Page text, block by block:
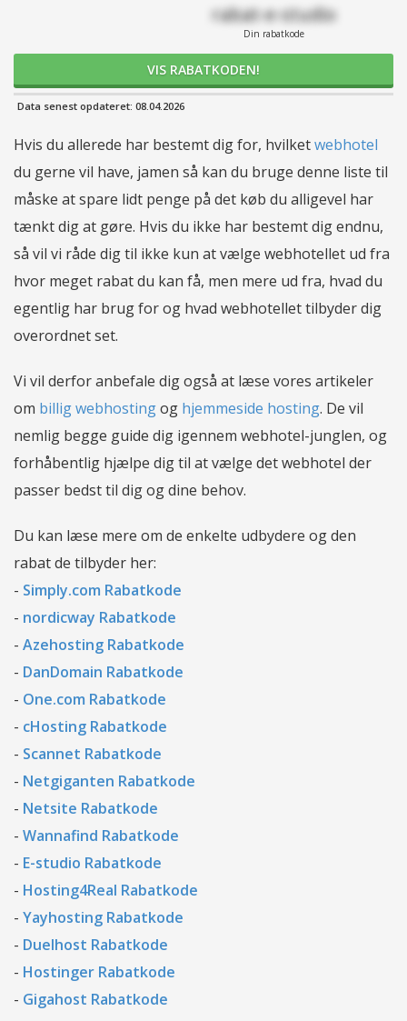
rabat-e-studio
Din rabatkode
VIS RABATKODEN!
Data senest opdateret: 08.04.2026
Hvis du allerede har bestemt dig for, hvilketwebhotel
du gerne vil have, jamen så kan du bruge denne liste til
måske at spare lidt penge på det køb du alligevel har
tænkt dig at gøre. Hvis du ikke har bestemt dig endnu,
så vil vi råde dig til ikke kun at vælge webhotellet ud fra
hvor meget rabat du kan få, men mere ud fra, hvad du
egentlig har brug for og hvad webhotellet tilbyder dig
overordnet set.
Vi vil derfor anbefale dig også at læse vores artikeler
om billig webhostingog hjemmeside hosting. De vil
nemlig begge guide dig igennem webhotel-junglen, og
forhåbentlig hjælpe dig til at vælge det webhotel der
passer bedst til dig og dine behov.
Du kan læse mere om de enkelte udbydere og den
rabat de tilbyder her:
- Simply.com Rabatkode
- nordicway Rabatkode
- Azehosting Rabatkode
- DanDomain Rabatkode
- One.com Rabatkode
- cHosting Rabatkode
- Scannet Rabatkode
- Netgiganten Rabatkode
- Netsite Rabatkode
- Wannafind Rabatkode
- E-studio Rabatkode
- Hosting4Real Rabatkode
- Yayhosting Rabatkode
- Duelhost Rabatkode
- Hostinger Rabatkode
- Gigahost Rabatkode